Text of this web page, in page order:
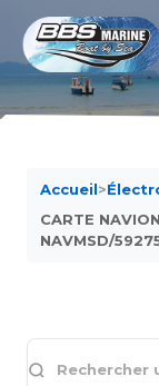
Accueil>
CARTE
NAVMSD/